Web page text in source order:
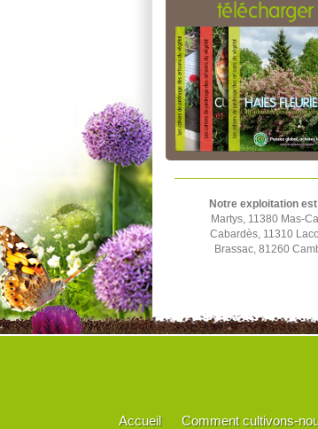
télécharger
Notre exploitation
Martys, 11380 Mas-
Cabardès, 11310
Brassac, 81260
Accueil Comment cultivons-